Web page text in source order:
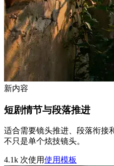
新内容
短剧情节与段落推进
适合需要镜头推进、段落衔接
不只是单个炫技镜头。
4.1k 次使用使用模板